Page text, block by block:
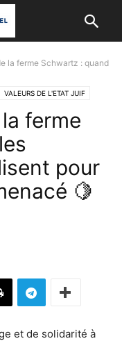
la ferme Schwartz : quand
VALEURS DE L'ETAT JUIF
ferme
pour
🍋
et de solidarité à